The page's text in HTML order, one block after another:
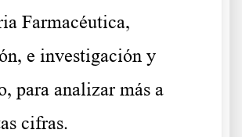
Farmacéutica,
e investigación y
para analizar más a
cifras.